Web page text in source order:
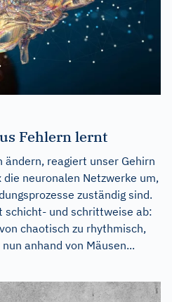
Fehlern lernt
ändern, reagiert unser Gehirn
neuronalen Netzwerke um,
zuständig sind.
schicht- und schrittweise ab:
chaotisch zu rhythmisch,
anhand von Mäusen...